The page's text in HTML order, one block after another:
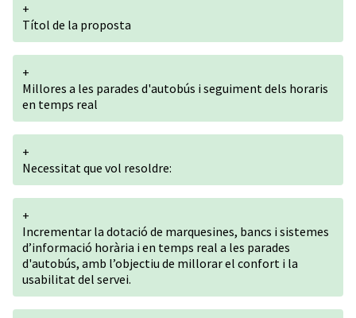
+
Títol de la proposta
+
Millores a les parades d'autobús i seguiment dels horaris
en temps real
+
Necessitat que vol resoldre:
+
Incrementar la dotació de marquesines, bancs i sistemes
d’informació horària i en temps real a les parades
d'autobús, amb l’objectiu de millorar el confort i la
usabilitat del servei.